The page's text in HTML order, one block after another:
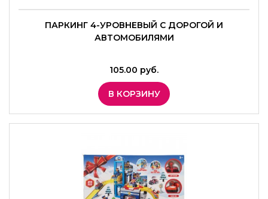
ПАРКИНГ 4-УРОВНЕВЫЙ С ДОРОГОЙ И
АВТОМОБИЛЯМИ
105.00 руб.
В КОРЗИНУ